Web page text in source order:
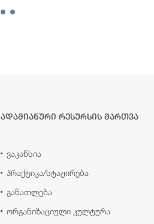
ადამიანური რესურსის მართვა
ვაკანსია
პრაქტიკა/სტაჟირება
განათლება
ორგანიზაციული კულტურა